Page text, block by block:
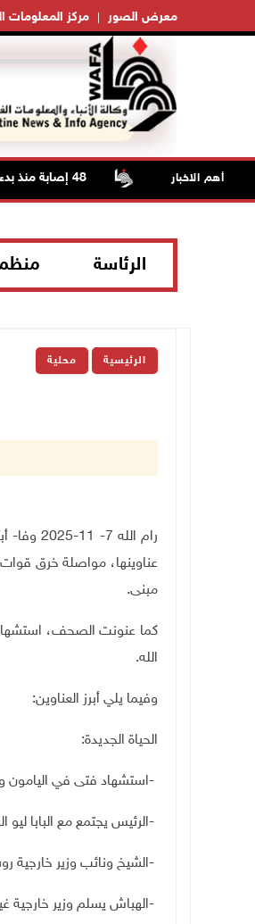
مركز المعلومات معرض الصور
أهم الاخبار
الرئاسة
الرئيسية محلية
رام
عناوينها، مواصلة خرق
مبنى.
كما عنونت الصحف،
الله.
وفيما يلي أبرز العناوين:
الحياة الجديدة:
-استشهاد فتى في اليامون
-الرئيس يجتمع مع البابا
-الشيخ ونائب وزير خارجية
-الهباش يسلم وزير خارجية